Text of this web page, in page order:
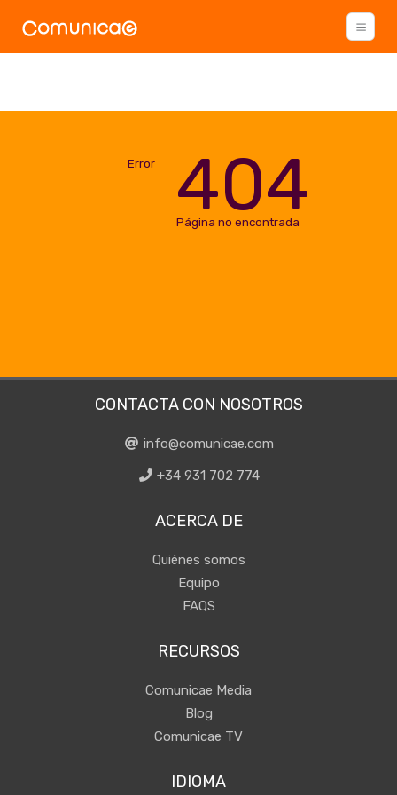
Error 404
Página no encontrada
CONTACTA CON NOSOTROS
info@comunicae.com
+34 931 702 774
ACERCA DE
Quiénes somos
Equipo
FAQS
RECURSOS
Comunicae Media
Blog
Comunicae TV
IDIOMA